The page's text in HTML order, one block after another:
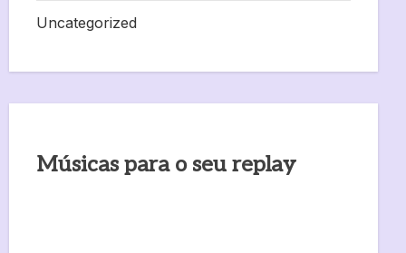
Uncategorized
Músicas para o seu replay